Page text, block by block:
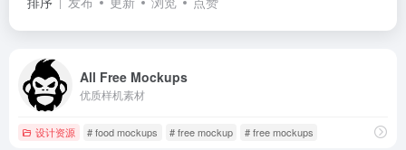
All Free Mockups
优质样机素材
设计资源 # food mockups # free mockup # free mockups